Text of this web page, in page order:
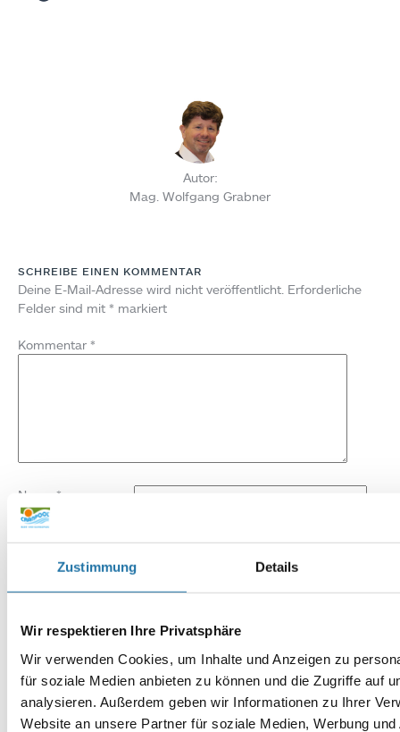
Zustimmung Details
Wir respektieren Ihre Privatsphäre
Wir verwenden Cookies, um Inhalte und Anzeigen zu
für soziale Medien anbieten zu können und die Zugriffe auf
analysieren. Außerdem geben wir Informationen zu Ihrer
Website an unsere Partner für soziale Medien, Werbung
Autor:
Mag. Wolfgang Grabner
SCHREIBE EINEN KOMMENTAR
Deine E-Mail-Adresse wird nicht veröffentlicht. Erforderliche
Felder sind mit * markiert
Kommentar *
Name *
E-Mail-Adresse*
Website